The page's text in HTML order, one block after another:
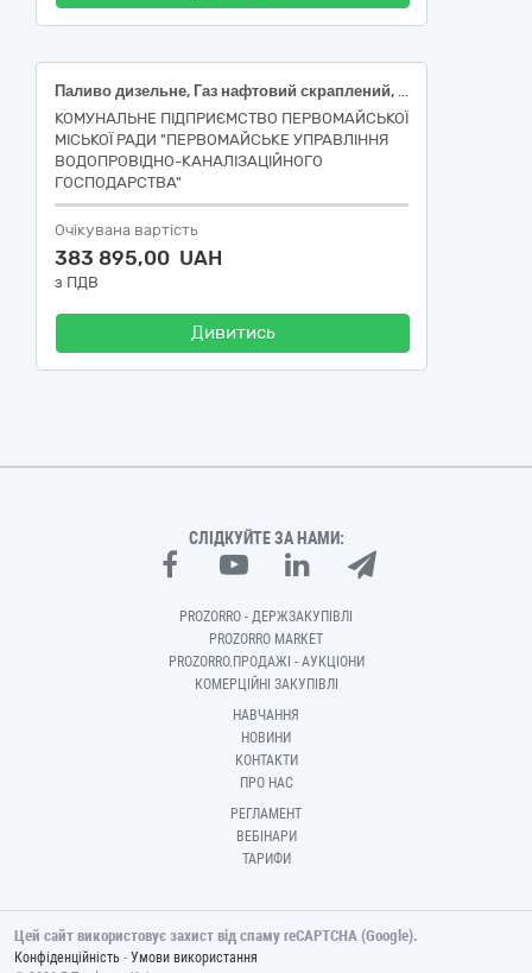
Паливо дизельне, Газ нафтовий скраплений, Бензин А-95
КОМУНАЛЬНЕ ПІДПРИЄМСТВО ПЕРВОМАЙСЬКОЇ
МІСЬКОЇ РАДИ "ПЕРВОМАЙСЬКЕ УПРАВЛІННЯ
ВОДОПРОВІДНО-КАНАЛІЗАЦІЙНОГО
ГОСПОДАРСТВА"
Очікувана вартість
383 895,00 UAH
з ПДВ
Дивитись
СЛІДКУЙТЕ ЗА НАМИ:
PROZORRO - ДЕРЖЗАКУПІВЛІ
PROZORRO MARKET
PROZORRO.ПРОДАЖІ - АУКЦІОНИ
КОМЕРЦІЙНІ ЗАКУПІВЛІ
НАВЧАННЯ
НОВИНИ
КОНТАКТИ
ПРО НАС
РЕГЛАМЕНТ
ВЕБІНАРИ
ТАРИФИ
Цей сайт використовує захист від спаму reCAPTCHA (Google).
Конфіденційність - Умови використання